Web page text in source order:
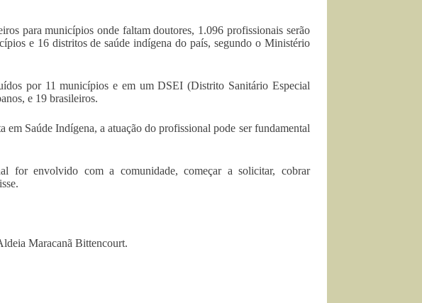
para municípios onde faltam doutores, 1.096 profissionais serão
e 16 distritos de saúde indígena do país, segundo o Ministério
por 11 municípios e em um DSEI (Distrito Sanitário Especial
e 19 brasileiros.
em Saúde Indígena, a atuação do profissional pode ser fundamental
for envolvido com a comunidade, começar a solicitar, cobrar
Maracanã Bittencourt.